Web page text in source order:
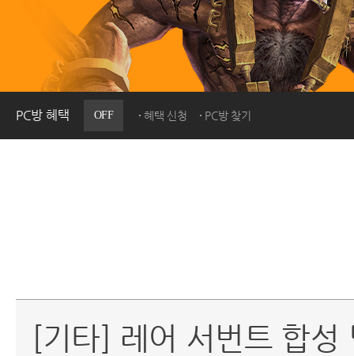
PC방 혜택 OFF 혜택 신청 PC방 찾기
PC방으로간다
통합보급센터
[기타] 레어 서번트 합